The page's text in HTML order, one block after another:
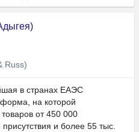
Russ)
в странах ЕАЭС
на которой
от 450 000
и более 55 тыс.